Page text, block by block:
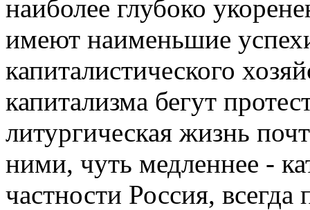
наиболее глубоко
имеют наименьшие
капиталистического
капита­лизма бегут
литургическая жизнь
ними, чуть медленнее -
частности Россия,